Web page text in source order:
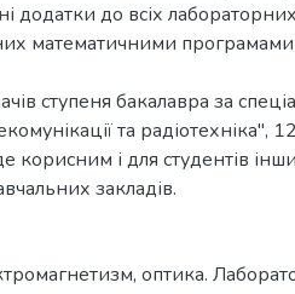
додатки до всіх
математичними програмами
ступеня бакалавра за
та радіотехніка",
корисним і для студентів
закладів.
оптика.